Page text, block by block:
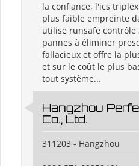
la confiance, l'ics
plus faible empreinte
utilise runsafe contrôle
pannes à éliminer
fallacieux et offre la
et sur le coût le plus
tout système...
Hangzhou
Co., Ltd.
311203 - Hangzhou